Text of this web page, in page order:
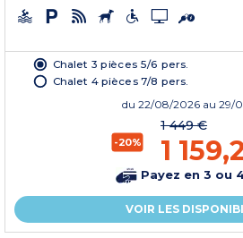
Chalet 3 pièces 5/6 pers.
Chalet 4 pièces 7/8 pers.
du 22/08/2026 au 29/
-20%
1 449 €
1
Payez en 3 ou
VOIR LES